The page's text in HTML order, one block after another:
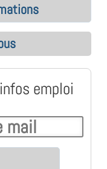
emploi